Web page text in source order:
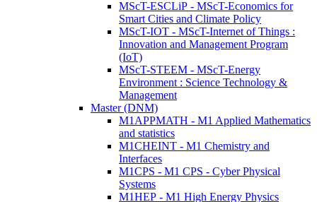
MScT-ESCLiP - MScT-Economics for
Smart Cities and Climate Policy
MScT-IOT - MScT-Internet of Things :
Innovation and Management Program
(IoT)
MScT-STEEM - MScT-Energy
Environment : Science Technology &
Management
Master (DNM)
M1APPMATH - M1 Applied Mathematics
and statistics
M1CHEINT - M1 Chemistry and
Interfaces
M1CPS - M1 CPS - Cyber Physical
Systems
M1HEP - M1 High Energy Physics